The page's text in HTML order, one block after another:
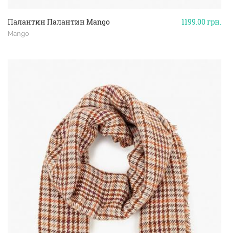
1199.00грн.
Палантин Палантин Mango
Mango